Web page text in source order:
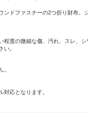
ドファスナーの2つ折り財布
度の微細な傷、汚れ、スレ、
い。
。
対応となります。